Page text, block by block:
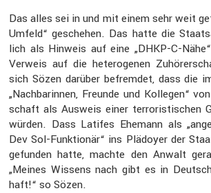
Das alles sei in und mit einem sehr weit
Umfeld“ geschehen. Das hatte die
lich als Hinweis auf eine „DHKP-C-
Verweis auf die hetero­genen
sich Sözen darüber befremdet, dass die
„Nachba­rinnen, Freunde und Kollegen“
schaft als Ausweis einer terro­ris­ti­schen
würden. Dass Latifes Ehemann als
Dev Sol-Funktionär“ ins Plädoyer der
gefunden hatte, machte den Anwalt
„Meines Wissens nach gibt es in
haft!“ so Sözen.